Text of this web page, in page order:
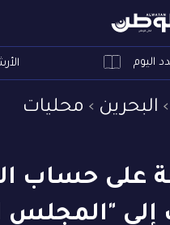
البحرين محليات
على حساب
إلى "المجلس